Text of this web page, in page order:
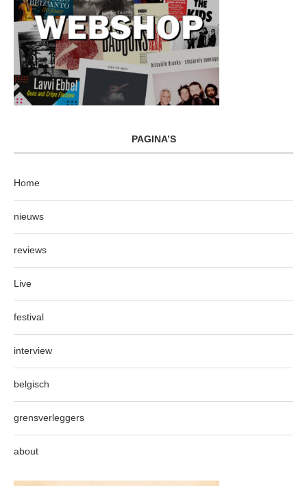
PAGINA’S
Home
nieuws
reviews
Live
festival
interview
belgisch
grensverleggers
about